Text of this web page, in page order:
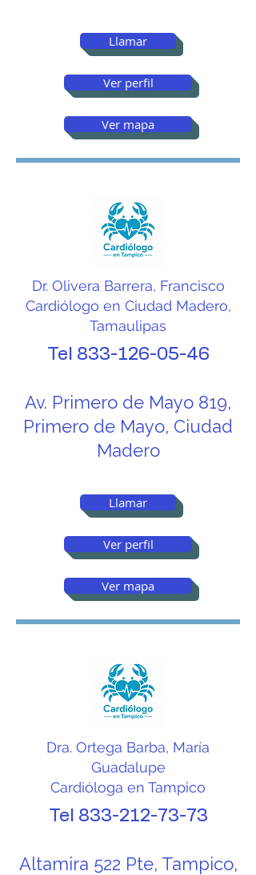
Llamar
Ver perfil
Ver mapa
Dr. Olivera Barrera, Francisco
Cardiólogo en Ciudad Madero,
Tamaulipas
Tel 833-126-05-46
Av. Primero de Mayo 819,
Primero de Mayo, Ciudad
Madero
Llamar
Ver perfil
Ver mapa
Dra. Ortega Barba, María
Guadalupe
Cardióloga en Tampico
Tel 833-212-73-73
Altamira 522 Pte, Tampico,